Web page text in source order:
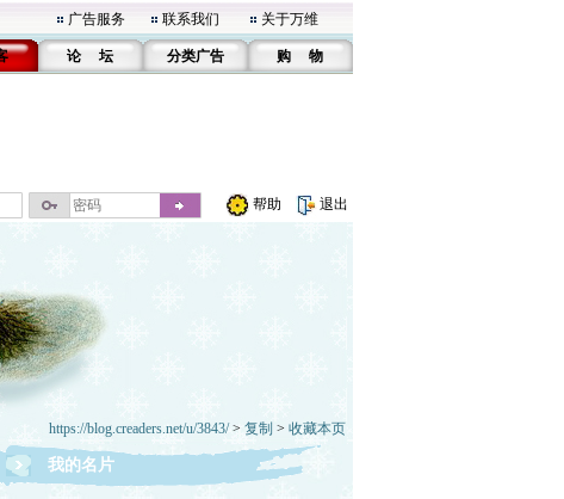
广告服务 联系我们 关于万维
论 坛 分类广告 购 物
帮助 退出
https://blog.creaders.net/u/3843/> 复制 > 收藏本页
我的名片